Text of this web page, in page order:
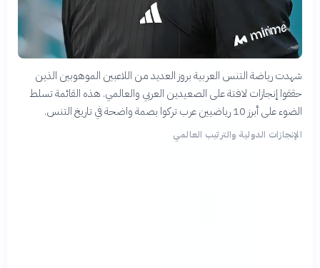
شهدت رياضة التنس العربية بروز العديد من اللاعبين الموهوبين الذين
حققوا إنجازات لافتة على الصعيدين العربي والعالمي. هذه القائمة تسلط
الضوء على أبرز 10 رياضيين عرب تركوا بصمة واضحة في تاريخ التنس.
الإنجازات الدولية والترتيب العالمي